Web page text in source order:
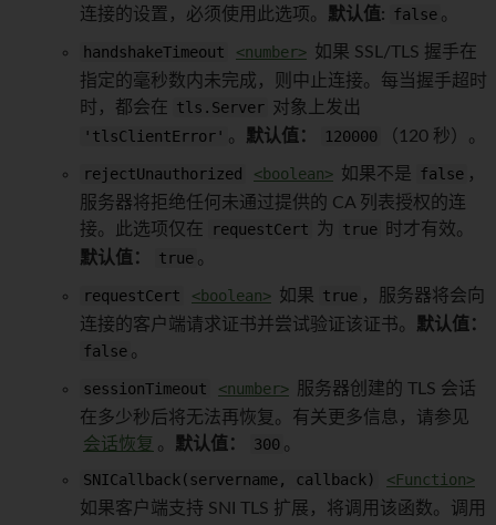
连接的设置，必须使用此选项。 默认值: false 。
handshakeTimeout <number> 如果 SSL/TLS 握手在
指定的毫秒数内未完成，则中止连接。每当握手超时
时，都会在 tls.Server 对象上发出
'tlsClientError' 。 默认值： 120000 （120 秒）。
rejectUnauthorized <boolean> 如果不是 false ，
服务器将拒绝任何未通过提供的 CA 列表授权的连
接。此选项仅在
requestCert 为 true
时才有效。
默认值：
true 。
requestCert <boolean> 如果 true ，服务器将会向
连接的客户端请求证书并尝试验证该证书。 默认值：
false 。
sessionTimeout <number> 服务器创建的 TLS 会话
在多少秒后将无法再恢复。有关更多信息，请参见
会话恢复 。 默认值： 300 。
SNICallback(servername, callback)
<Function>
如果客户端支持 SNI TLS 扩展，将调用该函数。调用